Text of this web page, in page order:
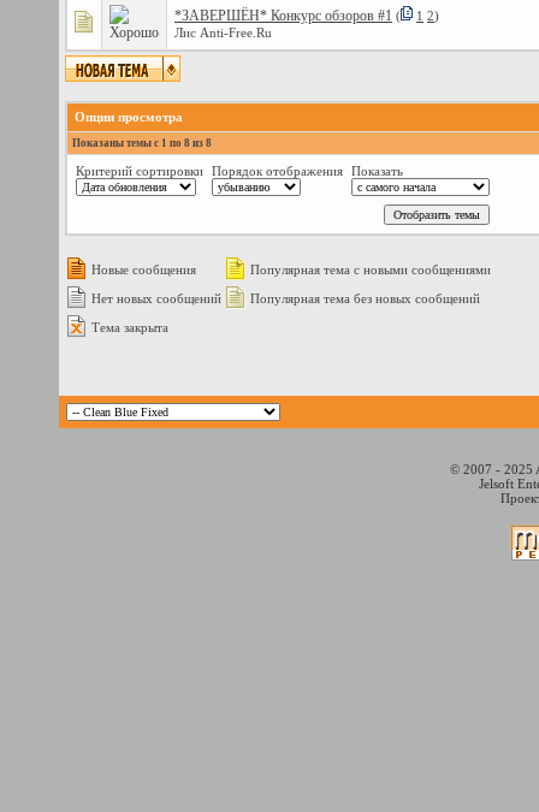
*ЗАВЕРШЁН* Конкурс обзоров #1 ( 1 2)
Лис Anti-Free.Ru
Опции просмотра
Показаны темы с 1 по 8 из 8
Критерий сортировки Порядок отображения Показать
Новые сообщения
Популярная тема с новыми сообщениями
Нет новых сообщений
Популярная тема без новых сообщений
Тема закрыта
© 2007 - 2025
Jelsoft